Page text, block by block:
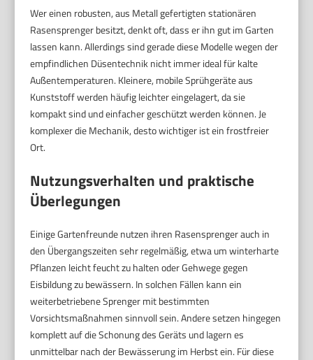
Wer einen robusten, aus Metall gefertigten stationären
Rasensprenger besitzt, denkt oft, dass er ihn gut im Garten
lassen kann. Allerdings sind gerade diese Modelle wegen der
empfindlichen Düsentechnik nicht immer ideal für kalte
Außentemperaturen. Kleinere, mobile Sprühgeräte aus
Kunststoff werden häufig leichter eingelagert, da sie
kompakt sind und einfacher geschützt werden können. Je
komplexer die Mechanik, desto wichtiger ist ein frostfreier
Ort.
Nutzungsverhalten und praktische
Überlegungen
Einige Gartenfreunde nutzen ihren Rasensprenger auch in
den Übergangszeiten sehr regelmäßig, etwa um winterharte
Pflanzen leicht feucht zu halten oder Gehwege gegen
Eisbildung zu bewässern. In solchen Fällen kann ein
weiterbetriebene Sprenger mit bestimmten
Vorsichtsmaßnahmen sinnvoll sein. Andere setzen hingegen
komplett auf die Schonung des Geräts und lagern es
unmittelbar nach der Bewässerung im Herbst ein. Für diese